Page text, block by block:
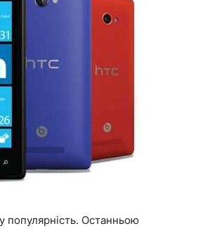
популярність. Останньою